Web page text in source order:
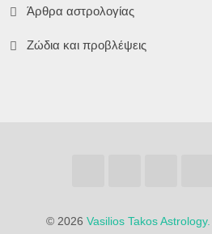
Άρθρα αστρολογίας
Ζώδια και προβλέψεις
© 2026 Vasilios Takos Astrology.